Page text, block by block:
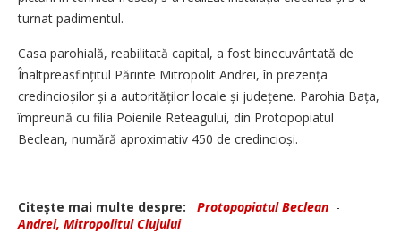
turnat padimentul.
Casa parohială, reabilitată capital, a fost binecuvântată de
Înaltpreasfințitul Părinte Mitropolit Andrei, în prezența
credincioșilor și a autorităților locale și județene. Parohia Bața,
împreună cu filia Poienile Reteagului, din Protopopiatul
Beclean, numără aproximativ 450 de credincioși.
Citeşte mai multe despre: Protopopiatul Beclean -
Andrei, Mitropolitul Clujului